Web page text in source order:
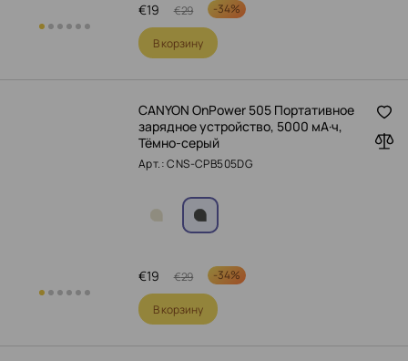
19
€ 29
€ -34%
В корзину
CANYON OnPower 505 Портативное
зарядное устройство, 5000 мА·ч,
Тёмно-серый
Арт.: CNS-CPB505DG
19
€ 29
€ -34%
В корзину